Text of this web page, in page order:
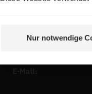
Nur notwendige